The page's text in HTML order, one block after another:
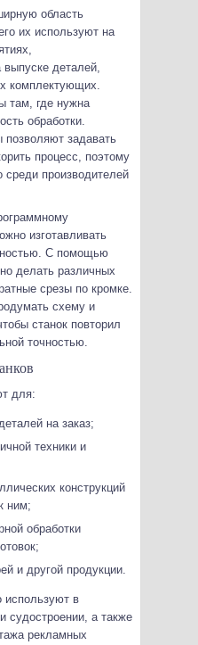
область
их используют на
деталей,
комплектующих.
там, где нужна
обработки.
задавать
процесс, поэтому
среди производителей
изготавливать
С помощью
делать различных
срезы по кромке.
схему и
станок повторил
точностью.
для:
на заказ;
техники и
конструкций
ним;
обработки
и другой продукции.
используют в
судостроении, а также
рекламных